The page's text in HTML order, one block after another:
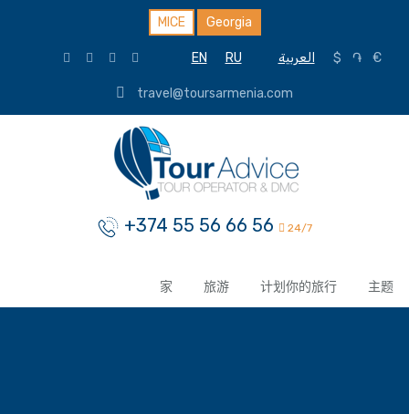
MICE Georgia
EN RU العربية $ ֏ €
travel@toursarmenia.com
+374 55 56 66 56 24/7
家 旅游 计划你的旅行 主题